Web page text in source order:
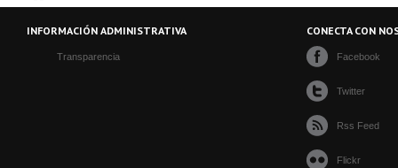
INFORMACIÓN ADMINISTRATIVA
Transparencia
CONECTA CON
Facebook
Twitter
Rss Feed
Flickr